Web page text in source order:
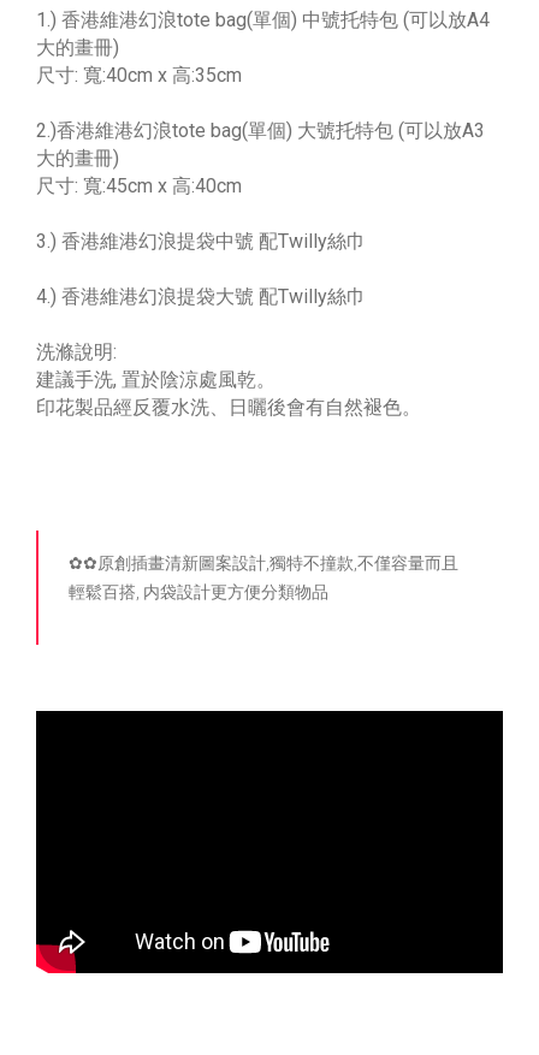
1.) 香港維港幻浪tote bag(單個) 中號托特包 (可以放A4
大的畫冊)
尺寸: 寬:40cm x 高:35cm
2.)香港維港幻浪tote bag(單個) 大號托特包 (可以放A3
大的畫冊)
尺寸: 寬:45cm x 高:40cm
3.) 香港維港幻浪提袋中號 配Twilly絲巾
4.) 香港維港幻浪提袋大號 配Twilly絲巾
洗滌說明:
建議手洗, 置於陰涼處風乾。
印花製品經反覆水洗、日曬後會有自然褪色。
✿✿原創插畫清新圖案設計,獨特不撞款,不僅容量而且
輕鬆百搭, 内袋設計更方便分類物品